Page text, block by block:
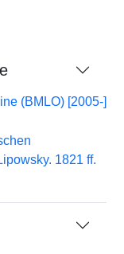
(BMLO) [2005-]
1821 ff.